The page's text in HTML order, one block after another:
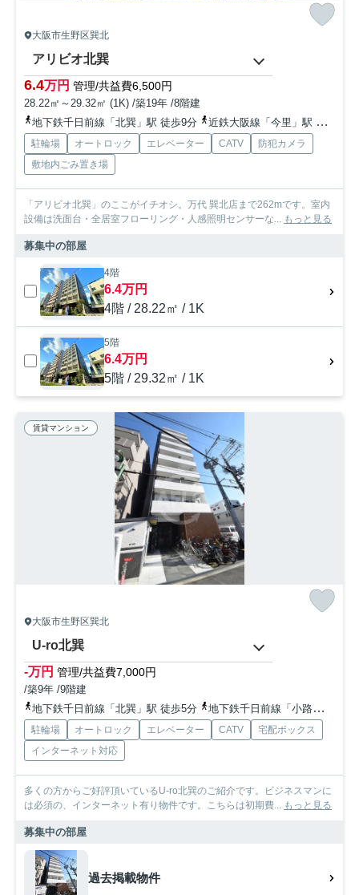
大阪市生野区巽北
アリビオ北巽
6.4万円 管理/共益費6,500円
28.22㎡～29.32㎡ (1K) /築19年 /8階建
地下鉄千日前線「北巽」駅 徒歩9分
近鉄大阪線「今里」駅 徒歩21分
駐輪場 オートロック エレベーター CATV
防犯カメラ
敷地内ごみ置き場
「アリビオ北巽」のここがイチオシ。万代 巽北店まで262mです。室内
設備は洗面台・全居室フローリング・人感照明センサーな...
もっと見る
募集中の部屋
4階
6.4万円
4階 / 28.22㎡ / 1K
5階
6.4万円
5階 / 29.32㎡ / 1K
賃貸マンション
大阪市生野区巽北
U-ro北巽
-万円 管理/共益費7,000円
/築9年 /9階建
地下鉄千日前線「北巽」駅 徒歩5分
地下鉄千日前線「小路」駅 徒歩12分
駐輪場 オートロック エレベーター CATV
宅配ボックス
インターネット対応
多くの方からご好評頂いているU-ro北巽のご紹介です。ビジネスマンに
は必須の、インターネット有り物件です。こちらは初期費...
もっと見る
募集中の部屋
過去掲載物件